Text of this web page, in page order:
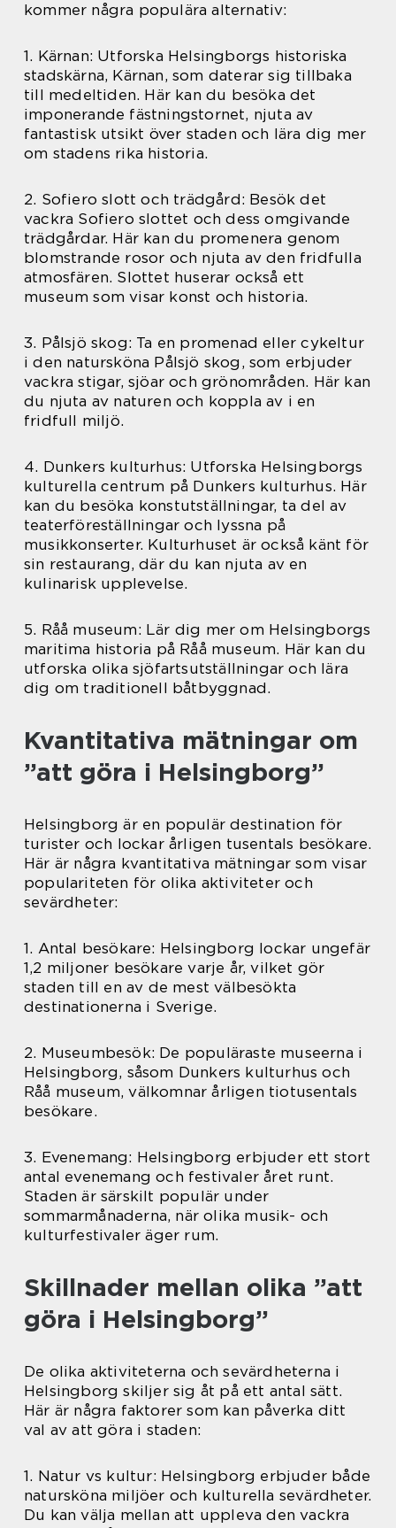
kommer några populära alternativ:
1. Kärnan: Utforska Helsingborgs historiska
stadskärna, Kärnan, som daterar sig tillbaka
till medeltiden. Här kan du besöka det
imponerande fästningstornet, njuta av
fantastisk utsikt över staden och lära dig mer
om stadens rika historia.
2. Sofiero slott och trädgård: Besök det
vackra Sofiero slottet och dess omgivande
trädgårdar. Här kan du promenera genom
blomstrande rosor och njuta av den fridfulla
atmosfären. Slottet huserar också ett
museum som visar konst och historia.
3. Pålsjö skog: Ta en promenad eller cykeltur
i den natursköna Pålsjö skog, som erbjuder
vackra stigar, sjöar och grönområden. Här kan
du njuta av naturen och koppla av i en
fridfull miljö.
4. Dunkers kulturhus: Utforska Helsingborgs
kulturella centrum på Dunkers kulturhus. Här
kan du besöka konstutställningar, ta del av
teaterföreställningar och lyssna på
musikkonserter. Kulturhuset är också känt för
sin restaurang, där du kan njuta av en
kulinarisk upplevelse.
5. Råå museum: Lär dig mer om Helsingborgs
maritima historia på Råå museum. Här kan du
utforska olika sjöfartsutställningar och lära
dig om traditionell båtbyggnad.
Kvantitativa mätningar om
”att göra i Helsingborg”
Helsingborg är en populär destination för
turister och lockar årligen tusentals besökare.
Här är några kvantitativa mätningar som visar
populariteten för olika aktiviteter och
sevärdheter:
1. Antal besökare: Helsingborg lockar ungefär
1,2 miljoner besökare varje år, vilket gör
staden till en av de mest välbesökta
destinationerna i Sverige.
2. Museumbesök: De populäraste museerna i
Helsingborg, såsom Dunkers kulturhus och
Råå museum, välkomnar årligen tiotusentals
besökare.
3. Evenemang: Helsingborg erbjuder ett stort
antal evenemang och festivaler året runt.
Staden är särskilt populär under
sommarmånaderna, när olika musik- och
kulturfestivaler äger rum.
Skillnader mellan olika ”att
göra i Helsingborg”
De olika aktiviteterna och sevärdheterna i
Helsingborg skiljer sig åt på ett antal sätt.
Här är några faktorer som kan påverka ditt
val av att göra i staden:
1. Natur vs kultur: Helsingborg erbjuder både
natursköna miljöer och kulturella sevärdheter.
Du kan välja mellan att uppleva den vackra